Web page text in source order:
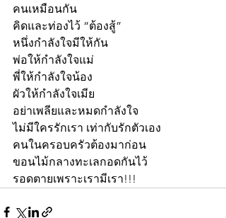
คนเหมือนกัน
คิดและท่องไว้ “ต้องสู้”
หนึ่งกำลังใจมีให้กัน
พ่อให้กำลังใจแม่
พี่ให้กำลังใจน้อง
ผัวให้กำลังใจเมีย
อย่าเพลียและหมดกำลังใจ
ไม่มีใครรักเรา เท่ากับรักตัวเอง
คนในครอบครัวต้องมาก่อน
ขอนไม้กลางทะเลกอดกันไว้
รอดตายเพราะเรามีเรา!!!